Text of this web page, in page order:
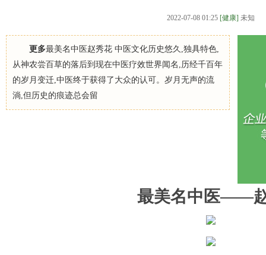
2022-07-08 01:25 [健康] 未知
更多最美名中医赵秀花 中医文化历史悠久,独具特色,
从神农尝百草的落后到现在中医疗效世界闻名,历经千百年
的岁月变迁,中医终于获得了大众的认可。岁月无声的流
淌,但历史的痕迹总会留
最美名中医——